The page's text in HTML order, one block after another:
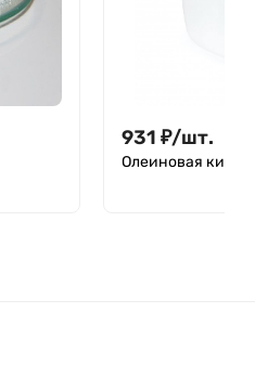
931 ₽/шт.
Олеиновая